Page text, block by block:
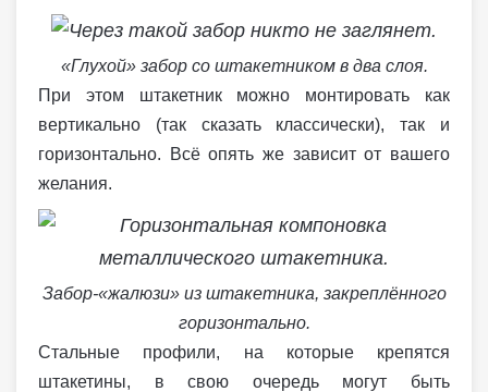
«Глухой» забор со штакетником в два слоя.
При этом штакетник можно монтировать как
вертикально (так сказать классически), так и
горизонтально. Всё опять же зависит от вашего
желания.
Забор-«жалюзи» из штакетника, закреплённого
горизонтально.
Стальные профили, на которые крепятся
штакетины, в свою очередь могут быть